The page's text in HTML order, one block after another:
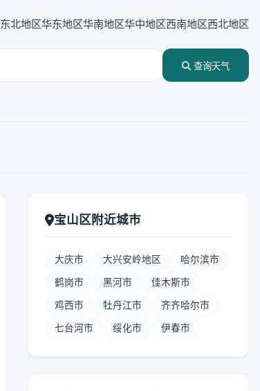
东北地区华东地区华南地区华中地区西南地区西北地区
查询天气
宝山区附近城市
大庆市 大兴安岭地区 哈尔滨市
鹤岗市 黑河市 佳木斯市
鸡西市 牡丹江市 齐齐哈尔市
七台河市 绥化市 伊春市